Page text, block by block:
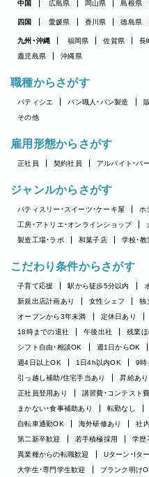
中国 広島県 岡山県 島根県
四国 愛媛県 香川県 徳島県
九州・沖縄 福岡県 佐賀県 長
鹿児島県
沖縄県
職種からさがす
パティシエ パン職人・パン製造
その他
雇用形態からさがす
正社員 契約社員 アルバイト・パ
ジャンルからさがす
パティスリー・スイーツ・ケーキ屋
ホ
工房・アトリエ・オンラインショップ
製造工場・ラボ
和菓子店 学校・教
こだわり条件からさがす
子育て応援 駅から徒歩5分以内
新規出店計画あり
女性シェフ 独
オープンから3年未満
定休日あり
18時までの退社
午後出社 残業ほ
シフト自由・相談OK
週1日からOK
週4日以上OK
1日4h以内OK 9時
引っ越し補助/住宅手当あり
昇給あり
正社員登用あり
講習費・コンテスト
まかない・食事補助あり
転勤なし
自転車通勤OK
海外研修あり 社
第二新卒歓迎
若手積極採用 学歴
異業種からの転職歓迎
Uターン・Iタ
大学生・専門学生歓迎
ブランク明け